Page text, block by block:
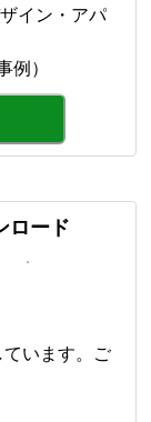
イン・アパ
例）
ロード
ています。ご